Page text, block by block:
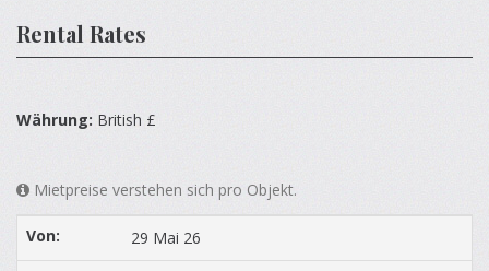
Rental Rates
Währung: British £
Mietpreise verstehen sich pro Objekt.
29 Mai 26